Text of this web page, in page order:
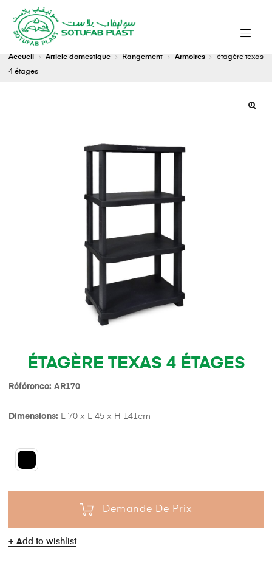
Accueil Article domestique Rangement Armoires
étagère texas
4 étages
ÉTAGÈRE TEXAS 4 ÉTAGES
Référence: AR170
Dimensions: L 70 x L 45 x H 141cm
Demande De Prix
Add to wishlist